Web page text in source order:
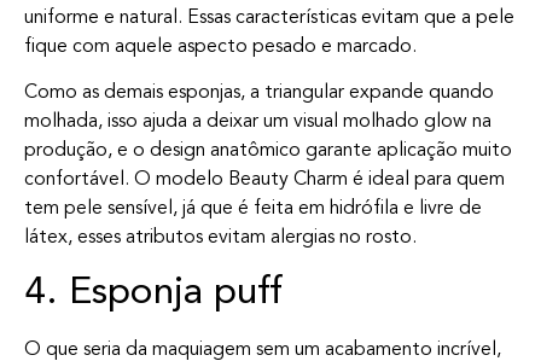
uniforme e natural. Essas características evitam que a pele
fique com aquele aspecto pesado e marcado.
Como as demais esponjas, a triangular expande quando
molhada, isso ajuda a deixar um visual molhado glow na
produção, e o design anatômico garante aplicação muito
confortável. O modelo Beauty Charm é ideal para quem
tem pele sensível, já que é feita em hidrófila e livre de
látex, esses atributos evitam alergias no rosto.
4. Esponja puff
O que seria da maquiagem sem um acabamento incrível,